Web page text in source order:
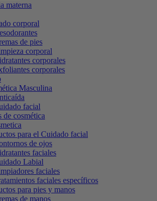
materna
corporal
de pies
corporal
corporales
corporales
Masculina
facial
de cosmética
para el Cuidado facial
de ojos
faciales
Labial
faciales
faciales específicos
para pies y manos
de manos